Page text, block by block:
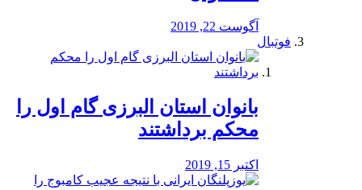
آگوست 22, 2019
فوتبال
بانوان استان البرزی گام اول را
محكم برداشتند
اکتبر 15, 2019